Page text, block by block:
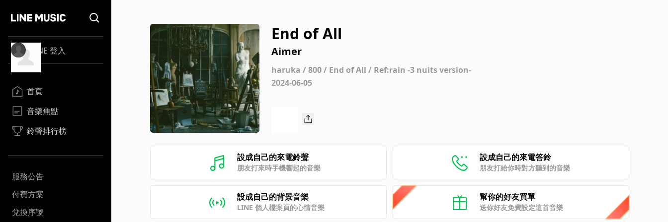
LINE 登入
首頁
音樂焦點
鈴聲排行榜
服務公告
付費方案
兌換序號
End of All
Aimer
haruka / 800 / End of All / Ref:rain -3 nuits version-
2024-06-05
設成自己的來電鈴聲
朋友打來時手機響起的音樂
設成自己的來電答鈴
朋友打給你時對方聽到的音樂
設成自己的背景音樂
LINE 個人檔案頁的心情音樂
幫你的好友買單
送你好友免費設定這首音樂